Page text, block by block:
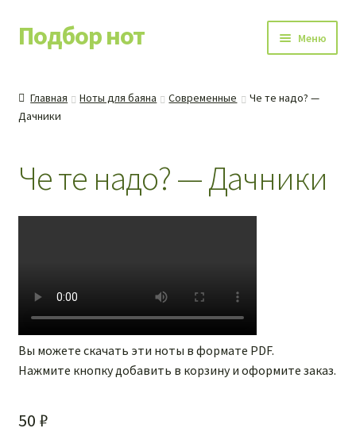
Перейти
к
Перейти
к
Подбор нот Меню
Контакты
Главная Ноты для баяна Современные
Че те надо? —
Дачники
Че те надо? — Дачники
Вы можете скачать эти ноты в формате PDF.
Нажмите кнопку добавить в корзину и оформите заказ.
50 ₽